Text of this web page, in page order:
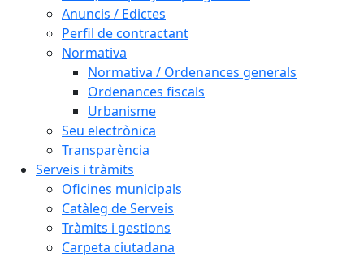
Anuncis / Edictes
Perfil de contractant
Normativa
Normativa / Ordenances generals
Ordenances fiscals
Urbanisme
Seu electrònica
Transparència
Serveis i tràmits
Oficines municipals
Catàleg de Serveis
Tràmits i gestions
Carpeta ciutadana